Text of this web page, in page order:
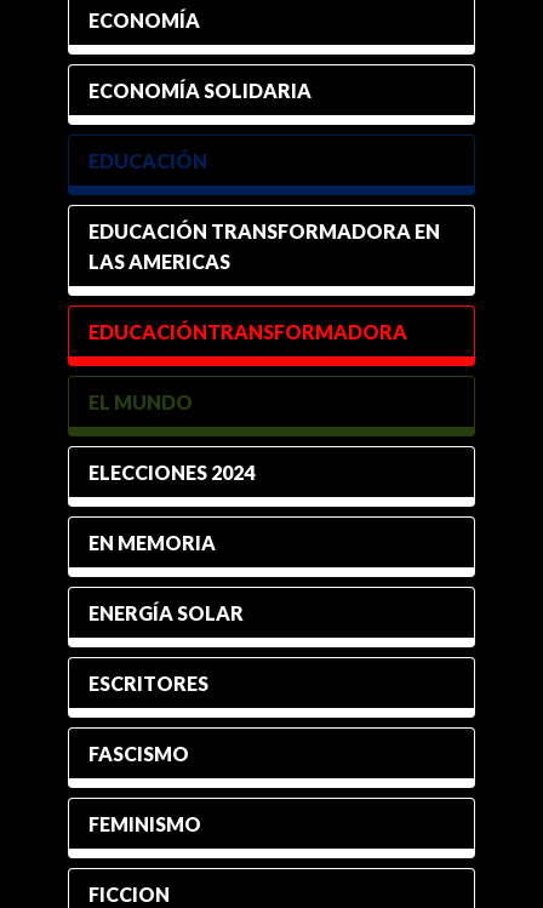
ECONOMÍA
ECONOMÍA SOLIDARIA
EDUCACIÓN
EDUCACIÓN TRANSFORMADORA EN
LAS AMERICAS
EDUCACIÓNTRANSFORMADORA
EL MUNDO
ELECCIONES 2024
EN MEMORIA
ENERGÍA SOLAR
ESCRITORES
FASCISMO
FEMINISMO
FICCION